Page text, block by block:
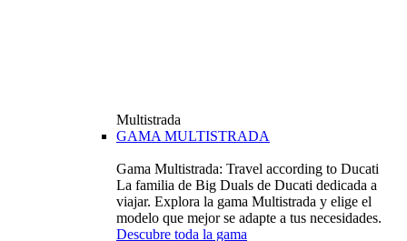
Multistrada
GAMA MULTISTRADA
Gama Multistrada: Travel according to Ducati
La familia de Big Duals de Ducati dedicada a
viajar. Explora la gama Multistrada y elige el
modelo que mejor se adapte a tus necesidades.
Descubre toda la gama